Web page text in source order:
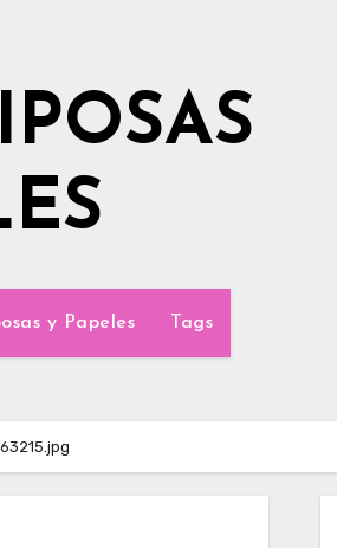
y Papeles Tags